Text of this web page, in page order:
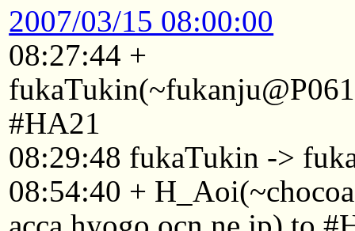
2007/03/15 08:00:00
08:27:44 +
#HA21
08:29:48 fukaTukin ->
08:54:40 +